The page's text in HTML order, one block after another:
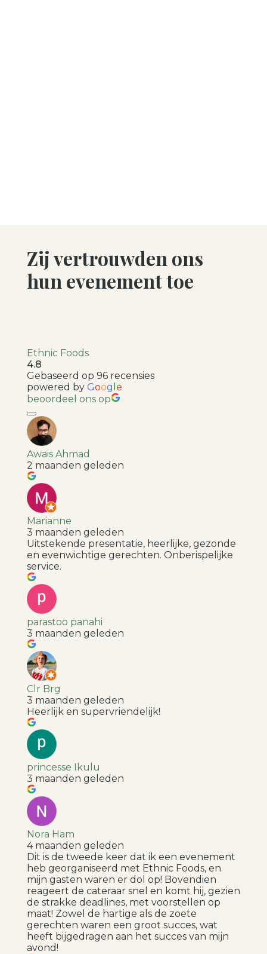
Zij vertrouwden ons
hun evenement toe
Ethnic Foods
4.8
Gebaseerd op 96 recensies
powered by Goog e
beoordeel ons op
Awais Ahmad
2 maanden geleden
Marianne
3 maanden geleden
Uitstekende presentatie, heerlijke, gezonde
en evenwichtige gerechten. Onberispelijke
service.
parastoo panahi
3 maanden geleden
Clr Brg
3 maanden geleden
Heerlijk en supervriendelijk!
princesse Ikulu
3 maanden geleden
Nora Ham
4 maanden geleden
Dit is de tweede keer dat ik een evenement
heb georganiseerd met Ethnic Foods, en
mijn gasten waren er dol op! Bovendien
reageert de cateraar snel en komt hij, gezien
de strakke deadlines, met voorstellen op
maat! Zowel de hartige als de zoete
gerechten waren een groot succes, wat
heeft bijgedragen aan het succes van mijn
avond!